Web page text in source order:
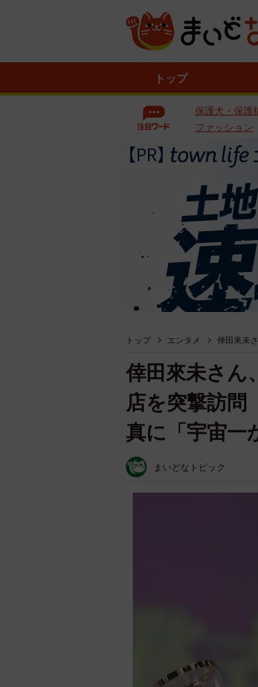
トップ
保護犬・保護
ファッション
トップ エンタメ 倖田來未
倖田來未さん
店を突撃訪
真に「宇宙一
まいどなトピック